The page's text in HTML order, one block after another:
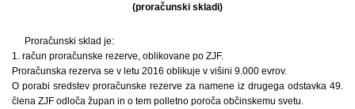
(proračunski skladi)
Proračunski sklad je:
1. račun proračunske rezerve, oblikovane po ZJF.
Proračunska rezerva se v letu 2016 oblikuje v višini 9.000 evrov.
O porabi sredstev proračunske rezerve za namene iz drugega odstavka 49.
člena ZJF odloča župan in o tem polletno poroča občinskemu svetu.